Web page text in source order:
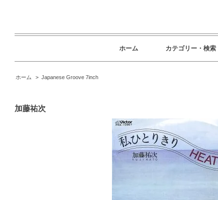
ホーム カテゴリー・検索
ホーム > Japanese Groove 7inch
加藤祐次